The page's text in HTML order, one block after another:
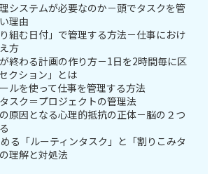
システムが必要なのか－頭でタスクを管
理由
組む日付」で管理する方法－仕事におけ
方
終わる計画の作り方－1日を2時間毎に区
クション」とは
ルを使って仕事を管理する方法
スク＝プロジェクトの管理法
原因となる心理的抵抗の正体－脳の２つ
る「ルーティンタスク」と「割りこみタ
理解と対処法